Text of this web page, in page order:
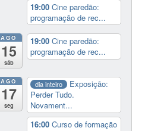
19:00Cine paredão:
programação de rec...
AGO
15
sáb
19:00Cine paredão:
programação de rec...
AGO
17
seg
dia inteiro
Exposição:
Perder Tudo.
Novament...
16:00Curso de formação